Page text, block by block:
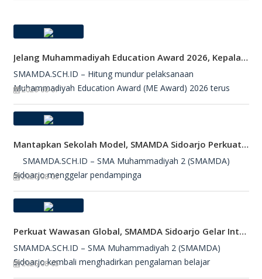
Jelang Muhammadiyah Education Award 2026, Kepala SMAMDA Sidoarjo Suntik Semangat Kontingen
SMAMDA.SCH.ID – Hitung mundur pelaksanaan
Muhammadiyah Education Award (ME Award) 2026 terus
2026-08-07
Mantapkan Sekolah Model, SMAMDA Sidoarjo Perkuat Pembelajaran Mendalam Dan KKA
SMAMDA.SCH.ID – SMA Muhammadiyah 2 (SMAMDA)
Sidoarjo menggelar pendampinga
2026-08-05
Perkuat Wawasan Global, SMAMDA Sidoarjo Gelar International Talk Show Bersama Mahasiswa Turki
SMAMDA.SCH.ID – SMA Muhammadiyah 2 (SMAMDA)
Sidoarjo kembali menghadirkan pengalaman belajar
2026-08-05